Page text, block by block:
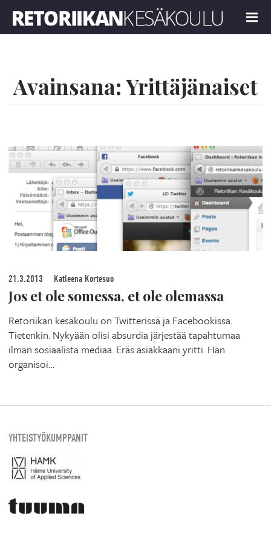
MENU
Avainsana:Yrittäjänaiset
21.3.2013 Katleena Kortesuo
Jos et ole somessa, et ole olemassa
Retoriikan kesäkoulu on Twitterissä ja Facebookissa.
Tietenkin. Nykyään olisi absurdia järjestää tapahtumaa
ilman sosiaalista mediaa. Eräs asiakkaani yritti. Hän
organisoi…
YHTEISTYÖKUMPPANIT